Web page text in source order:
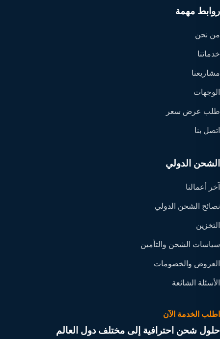
روابط مهمة
من نحن
خدماتنا
مشاريعنا
الوجهات
طلب عرض سعر
اتصل بنا
الشحن الدولي
آخر أعمالنا
نصائح الشحن الدولي
التخزين
سياسات الشحن والتأمين
العروض والخصومات
الأسئلة الشائعة
اطلب الخدمة الآن
حلول شحن احترافية إلى مختلف دول العالم